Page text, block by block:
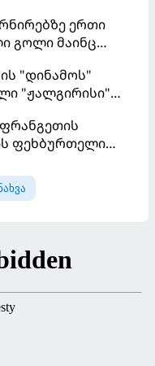
ერთი
გოლი მაინც
"დინამოს"
"ჟალგირისი"
ფეხბურთელი